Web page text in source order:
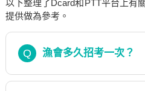
以下整理了Dcard和PTT平台上有
提供做為參考。
Q 漁會多久招考一次？